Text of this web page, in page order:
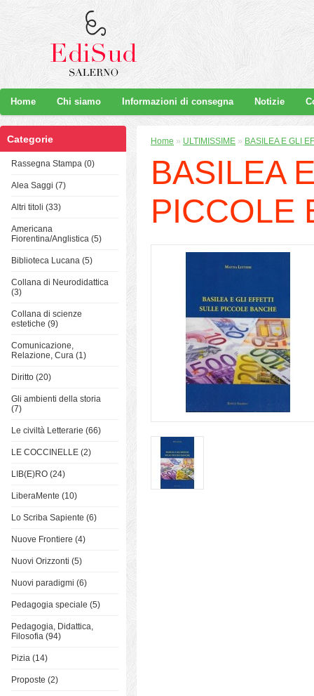
Home Chi siamo Informazioni di consegna Notizie
Categorie
Rassegna Stampa (0)
Alea Saggi (7)
Altri titoli (33)
Americana
Fiorentina/Anglistica (5)
Biblioteca Lucana (5)
Collana di Neurodidattica
(3)
Collana di scienze
estetiche (9)
Comunicazione,
Relazione, Cura (1)
Diritto (20)
Gli ambienti della storia
(7)
Le civiltà Letterarie (66)
LE COCCINELLE (2)
LIB(E)RO (24)
LiberaMente (10)
Lo Scriba Sapiente (6)
Nuove Frontiere (4)
Nuovi Orizzonti (5)
Nuovi paradigmi (6)
Pedagogia speciale (5)
Pedagogia, Didattica,
Filosofia (94)
Pizia (14)
Proposte (2)
Home » ULTIMISSIME » BASILEA E GLI
BASILEA
PICCOLE